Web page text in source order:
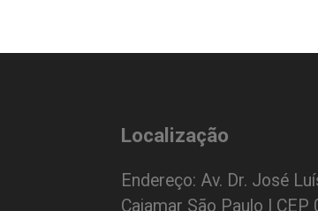
Localização
Endereço: Av. Dr. José
Cajamar São Paulo |